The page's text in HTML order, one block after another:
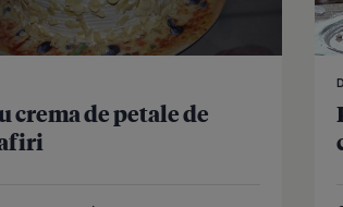
crema de petale de